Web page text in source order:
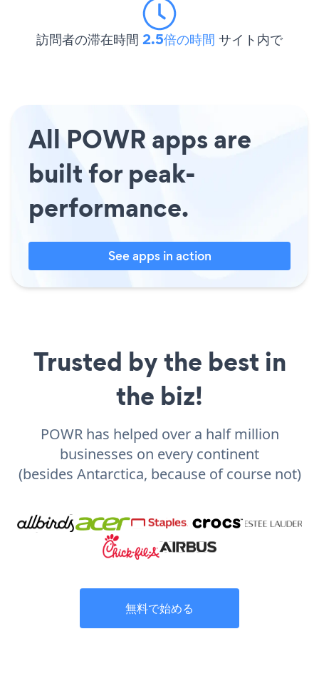
訪問者の滞在時間 2.5倍の時間 サイト内で
All POWR apps are
built for peak-
performance.
See apps in action
Trusted by the best in
the biz!
POWR has helped over a half million
businesses on every continent
(besides Antarctica, because of course not)
無料で始める